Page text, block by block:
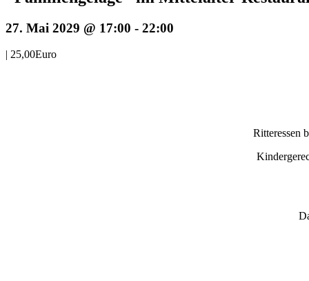
27. Mai 2029 @ 17:00 - 22:00
| 25,00Euro
Ritteressen